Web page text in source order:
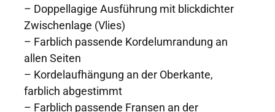
– Doppellagige Ausführung mit blickdichter
Zwischenlage (Vlies)
– Farblich passende Kordelumrandung an
allen Seiten
– Kordelaufhängung an der Oberkante,
farblich abgestimmt
– Farblich passende Fransen an der